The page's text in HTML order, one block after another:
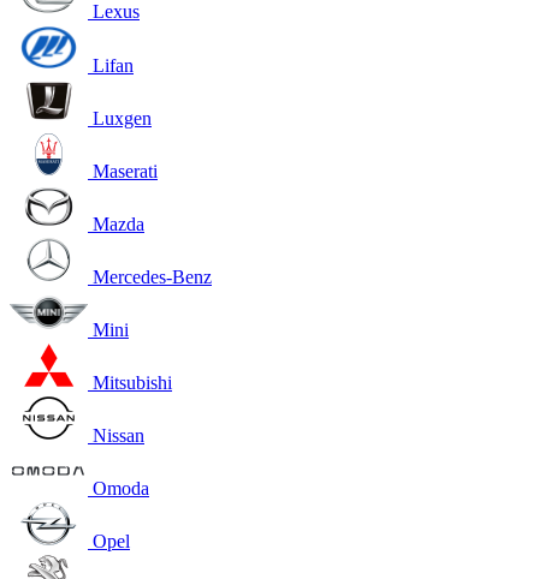
Lexus
Lifan
Luxgen
Maserati
Mazda
Mercedes-Benz
Mini
Mitsubishi
Nissan
Omoda
Opel